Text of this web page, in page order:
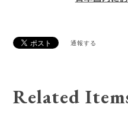
通報する
Related